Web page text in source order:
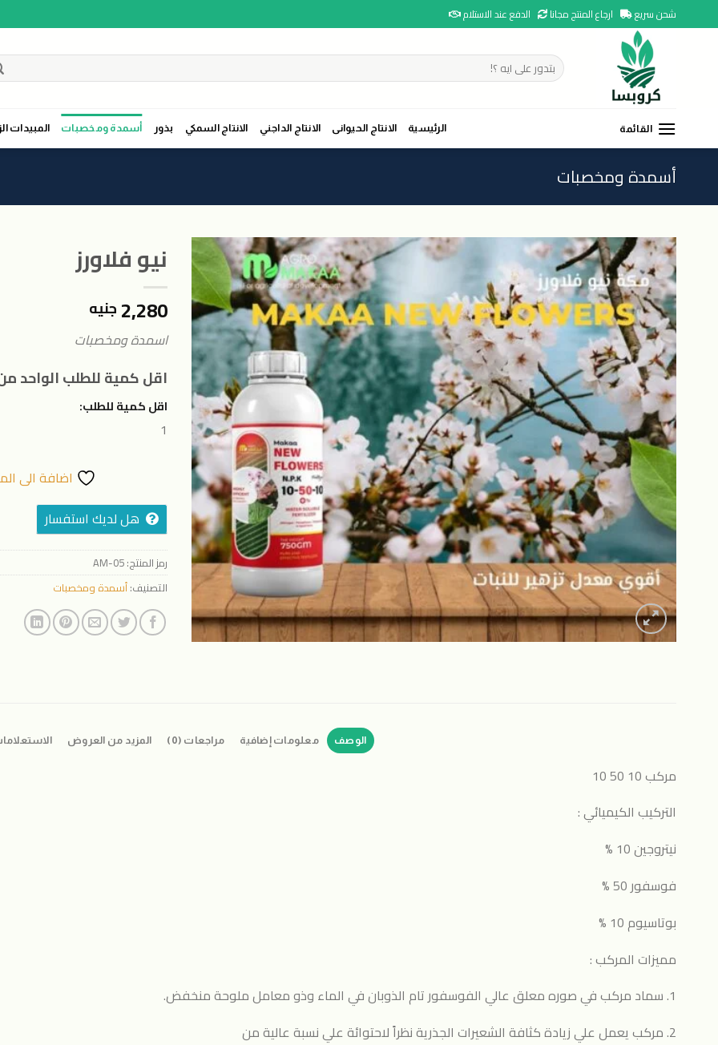
to
شحن سريع ارجاع المنتج مجانا الدفع عند الاستلام
البحث
عن:
القائمة الرئيسية الانتاج الحيوانى الانتاج الداجني الانتاج السمكي بذور أسمدة ومخصبات المبيدات
أسمدة ومخصبات
اضافة
الى
المنتجات
المفضلة
نيو فلاورز
2,280 جنيه
اسمدة ومخصبات
اقل كمية للطلب الواحد
اقل كمية للطلب:
1
اضافة الى
هل لديك استفسار
رمز المنتج:AM-05
التصنيف:أسمدة ومخصبات
الوصف معلومات إضافية مراجعات (0) المزيد من العروض
مركب 10 50 10
التركيب الكيميائي :
نيتروجين 10 %
فوسفور 50 %
بوتاسيوم 10 %
مميزات المركب :
1. سماد مركب في صوره معلق عالي الفوسفور تام الذوبان في الماء وذو معامل ملوحة منخفض.
2. مركب يعمل علي زيادة كثافة الشعيرات الجذرية نظراً لاحتوائة علي نسبة عالية من